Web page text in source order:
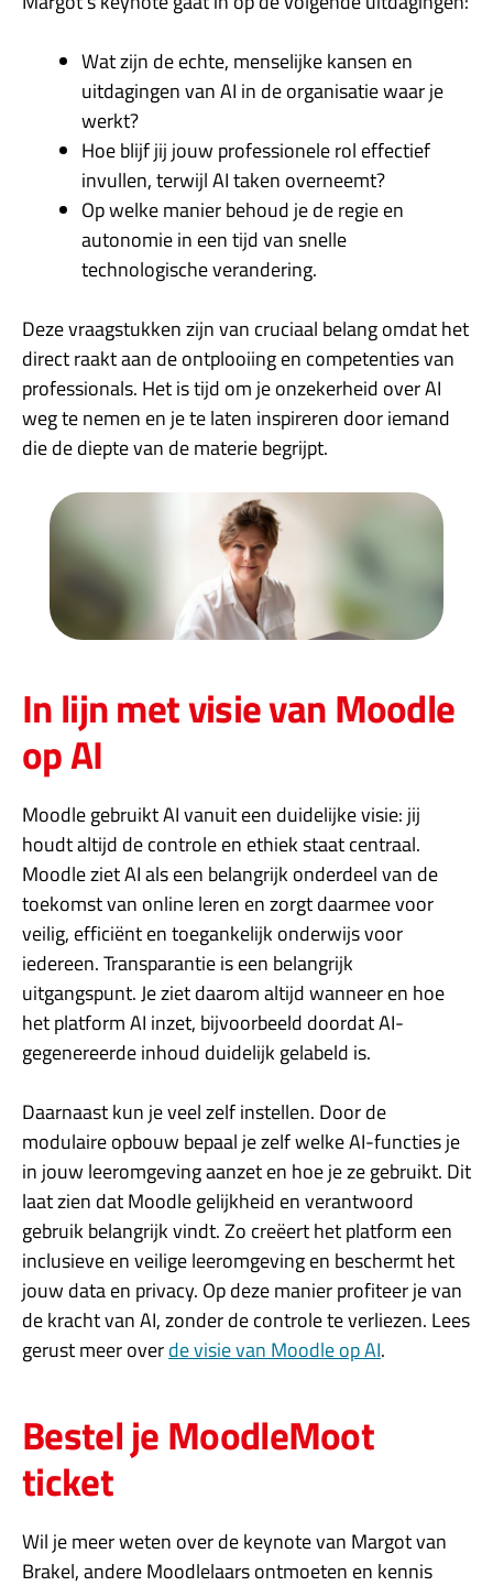
Wat zijn de echte, menselijke kansen en
uitdagingen van AI in de organisatie waar je
werkt?
Hoe blijf jij jouw professionele rol effectief
invullen, terwijl AI taken overneemt?
Op welke manier behoud je de regie en
autonomie in een tijd van snelle
technologische verandering.
Deze vraagstukken zijn van cruciaal belang omdat het
direct raakt aan de ontplooiing en competenties van
professionals. Het is tijd om je onzekerheid over AI
weg te nemen en je te laten inspireren door iemand
die de diepte van de materie begrijpt.
In lijn met visie van Moodle
op AI
Moodle gebruikt AI vanuit een duidelijke visie: jij
houdt altijd de controle en ethiek staat centraal.
Moodle ziet AI als een belangrijk onderdeel van de
toekomst van online leren en zorgt daarmee voor
veilig, efficiënt en toegankelijk onderwijs voor
iedereen. Transparantie is een belangrijk
uitgangspunt. Je ziet daarom altijd wanneer en hoe
het platform AI inzet, bijvoorbeeld doordat AI-
gegenereerde inhoud duidelijk gelabeld is.
Daarnaast kun je veel zelf instellen. Door de
modulaire opbouw bepaal je zelf welke AI-functies je
in jouw leeromgeving aanzet en hoe je ze gebruikt. Dit
laat zien dat Moodle gelijkheid en verantwoord
gebruik belangrijk vindt. Zo creëert het platform een
inclusieve en veilige leeromgeving en beschermt het
jouw data en privacy. Op deze manier profiteer je van
de kracht van AI, zonder de controle te verliezen. Lees
gerust meer overde visie van Moodle op AI.
Bestel je MoodleMoot
ticket
Wil je meer weten over de keynote van Margot van
Brakel, andere Moodlelaars ontmoeten en kennis